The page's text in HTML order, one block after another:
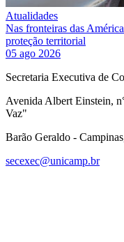
Atualidades
Nas fronteiras das
proteção territorial
05 ago 2026
Secretaria Executiva de
Avenida Albert Einstein,
Vaz"
Barão Geraldo -
secexec@unicamp.br